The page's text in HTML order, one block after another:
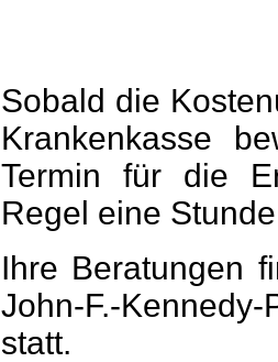
Sobald die
Krankenkasse
Termin für die
Regel eine
Ihre Beratungen
John-F.-
statt.